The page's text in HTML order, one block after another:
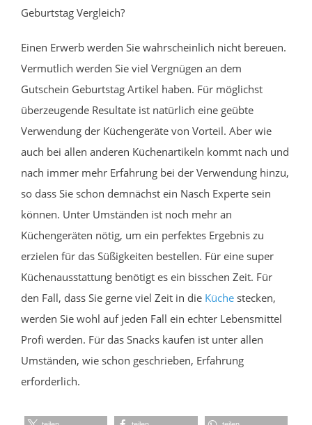
Geburtstag Vergleich?
Einen Erwerb werden Sie wahrscheinlich nicht bereuen.
Vermutlich werden Sie viel Vergnügen an dem
Gutschein Geburtstag Artikel haben. Für möglichst
überzeugende Resultate ist natürlich eine geübte
Verwendung der Küchengeräte von Vorteil. Aber wie
auch bei allen anderen Küchenartikeln kommt nach und
nach immer mehr Erfahrung bei der Verwendung hinzu,
so dass Sie schon demnächst ein Nasch Experte sein
können. Unter Umständen ist noch mehr an
Küchengeräten nötig, um ein perfektes Ergebnis zu
erzielen für das Süßigkeiten bestellen. Für eine super
Küchenausstattung benötigt es ein bisschen Zeit. Für
den Fall, dass Sie gerne viel Zeit in die Küche stecken,
werden Sie wohl auf jeden Fall ein echter Lebensmittel
Profi werden. Für das Snacks kaufen ist unter allen
Umständen, wie schon geschrieben, Erfahrung
erforderlich.